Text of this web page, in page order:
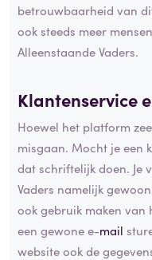
betrouwbaarheid van
ook steeds meer
Alleenstaande Vaders.
Klantenservice
Hoewel het platform
misgaan. Mocht je een
dat schriftelijk doen. Je
Vaders namelijk
ook gebruik maken
een gewone e-mail
website ook de